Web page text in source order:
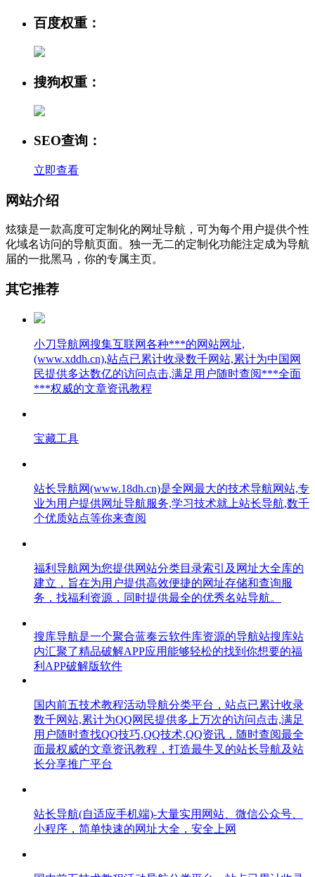
百度权重：
搜狗权重：
SEO查询：
立即查看
网站介绍
炫猿是一款高度可定制化的网址导航，可为每个用户提供个性
化域名访问的导航页面。独一无二的定制化功能注定成为导航
届的一批黑马，你的专属主页。
其它推荐
小刀导航网搜集互联网各种***的网站网址,
(www.xddh.cn),站点已累计收录数千网站,累计为中国网
民提供多达数亿的访问点击,满足用户随时查阅***全面
***权威的文章资讯教程
宝藏工具
站长导航网(www.18dh.cn)是全网最大的技术导航网站,专
业为用户提供网址导航服务,学习技术就上站长导航,数千
个优质站点等你来查阅
福利导航网为您提供网站分类目录索引及网址大全库的
建立，旨在为用户提供高效便捷的网址存储和查询服
务，找福利资源，同时提供最全的优秀名站导航。
搜库导航是一个聚合蓝奏云软件库资源的导航站搜库站
内汇聚了精品破解APP应用能够轻松的找到你想要的福
利APP破解版软件
国内前五技术教程活动导航分类平台，站点已累计收录
数千网站,累计为QQ网民提供多上万次的访问点击,满足
用户随时查找QQ技巧,QQ技术,QQ资讯，随时查阅最全
面最权威的文章资讯教程，打造最牛叉的站长导航及站
长分享推广平台
站长导航(自适应手机端)-大量实用网站、微信公众号、
小程序，简单快速的网址大全，安全上网